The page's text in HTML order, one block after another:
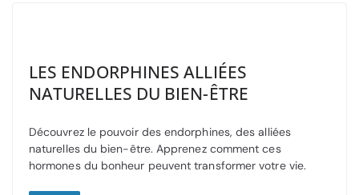
LES ENDORPHINES ALLIÉES
NATURELLES DU BIEN-ÊTRE
Découvrez le pouvoir des endorphines, des alliées
naturelles du bien-être. Apprenez comment ces
hormones du bonheur peuvent transformer votre vie.